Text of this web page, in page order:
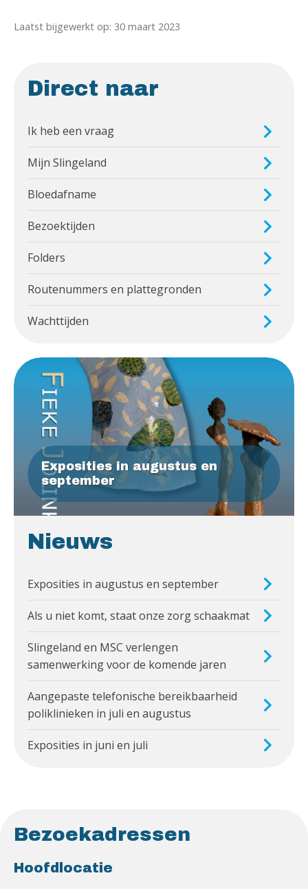
Laatst bijgewerkt op: 30 maart 2023
Direct naar
Ik heb een vraag
Mijn Slingeland
Bloedafname
Bezoektijden
Folders
Routenummers en plattegronden
Wachttijden
Exposities in augustus en
september
Nieuws
Exposities in augustus en september
Als u niet komt, staat onze zorg schaakmat
Slingeland en MSC verlengen
samenwerking voor de komende jaren
Aangepaste telefonische bereikbaarheid
poliklinieken in juli en augustus
Exposities in juni en juli
Bezoekadressen
Hoofdlocatie